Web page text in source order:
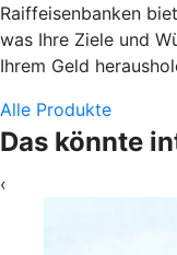
Raiffeisenbanken
was Ihre Ziele und
Ihrem Geld
Alle Produkte
Das könnte
‹